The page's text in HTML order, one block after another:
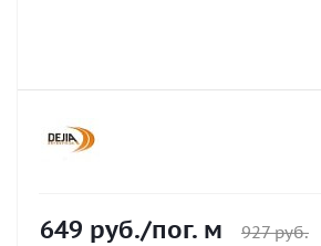
649 руб./пог. м 927руб.